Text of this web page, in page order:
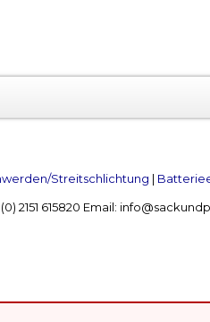
Streitschlichtung |
2151 615820 Email: